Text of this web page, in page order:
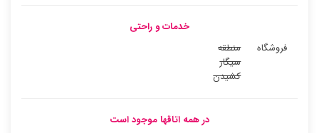
خدمات و راحتی
فروشگاه
منطقه
سیگار
کشیدن
در همه اتاقها موجود است